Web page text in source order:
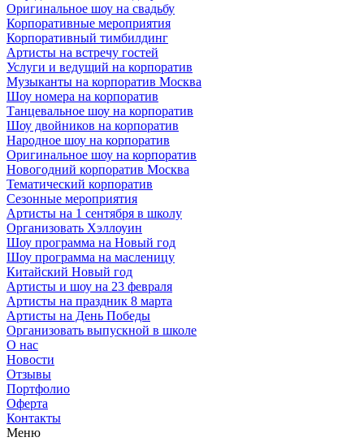
Оригинальное шоу на свадьбу
Корпоративные мероприятия
Корпоративный тимбилдинг
Артисты на встречу гостей
Услуги и ведущий на корпоратив
Музыканты на корпоратив Москва
Шоу номера на корпоратив
Танцевальное шоу на корпоратив
Шоу двойников на корпоратив
Народное шоу на корпоратив
Оригинальное шоу на корпоратив
Новогодний корпоратив Москва
Тематический корпоратив
Сезонные мероприятия
Артисты на 1 сентября в школу
Организовать Хэллоуин
Шоу программа на Новый год
Шоу программа на масленицу
Китайский Новый год
Артисты и шоу на 23 февраля
Артисты на праздник 8 марта
Артисты на День Победы
Организовать выпускной в школе
О нас
Новости
Отзывы
Портфолио
Оферта
Контакты
Меню